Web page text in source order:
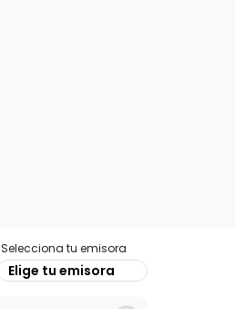
Selecciona tu emisora
Elige tu emisora